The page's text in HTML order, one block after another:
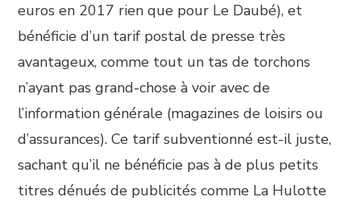
euros en 2017 rien que pour Le Daubé), et
bénéficie d’un tarif postal de presse très
avantageux, comme tout un tas de torchons
n’ayant pas grand-chose à voir avec de
l’information générale (magazines de loisirs ou
d’assurances). Ce tarif subventionné est-il juste,
sachant qu’il ne bénéficie pas à de plus petits
titres dénués de publicités comme La Hulotte